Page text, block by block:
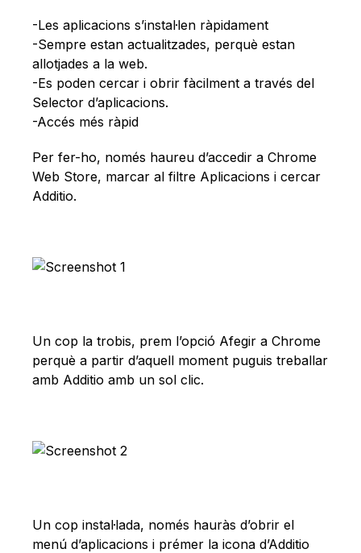
-Les aplicacions s’instal·len ràpidament
-Sempre estan actualitzades, perquè estan
allotjades a la web.
-Es poden cercar i obrir fàcilment a través del
Selector d’aplicacions.
-Accés més ràpid
Per fer-ho, només haureu d’accedir a Chrome
Web Store, marcar al filtre Aplicacions i cercar
Additio.
Un cop la trobis, prem l’opció Afegir a Chrome
perquè a partir d’aquell moment puguis treballar
amb Additio amb un sol clic.
Un cop instal·lada, només hauràs d’obrir el
menú d’aplicacions i prémer la icona d’Additio